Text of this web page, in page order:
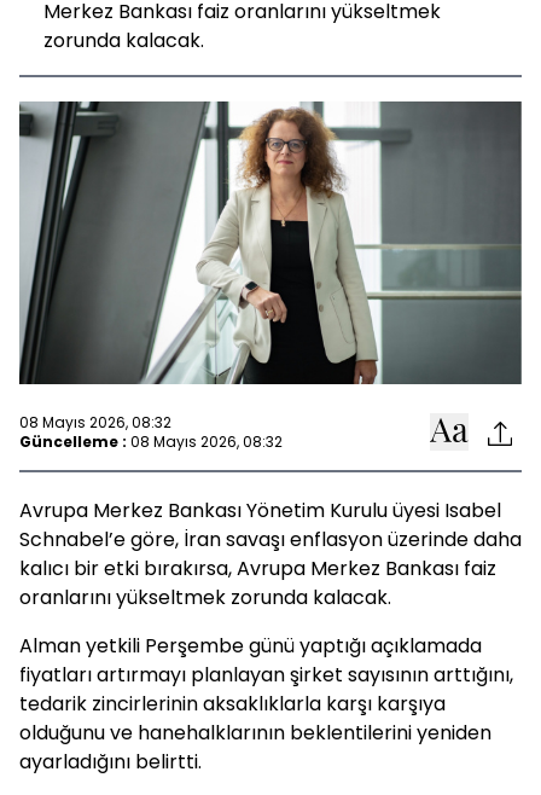
Merkez Bankası faiz oranlarını yükseltmek
zorunda kalacak.
08 Mayıs 2026, 08:32
Güncelleme : 08 Mayıs 2026, 08:32
Avrupa Merkez Bankası Yönetim Kurulu üyesi Isabel
Schnabel’e göre, İran savaşı enflasyon üzerinde daha
kalıcı bir etki bırakırsa, Avrupa Merkez Bankası faiz
oranlarını yükseltmek zorunda kalacak.
Alman yetkili Perşembe günü yaptığı açıklamada
fiyatları artırmayı planlayan şirket sayısının arttığını,
tedarik zincirlerinin aksaklıklarla karşı karşıya
olduğunu ve hanehalklarının beklentilerini yeniden
ayarladığını belirtti.